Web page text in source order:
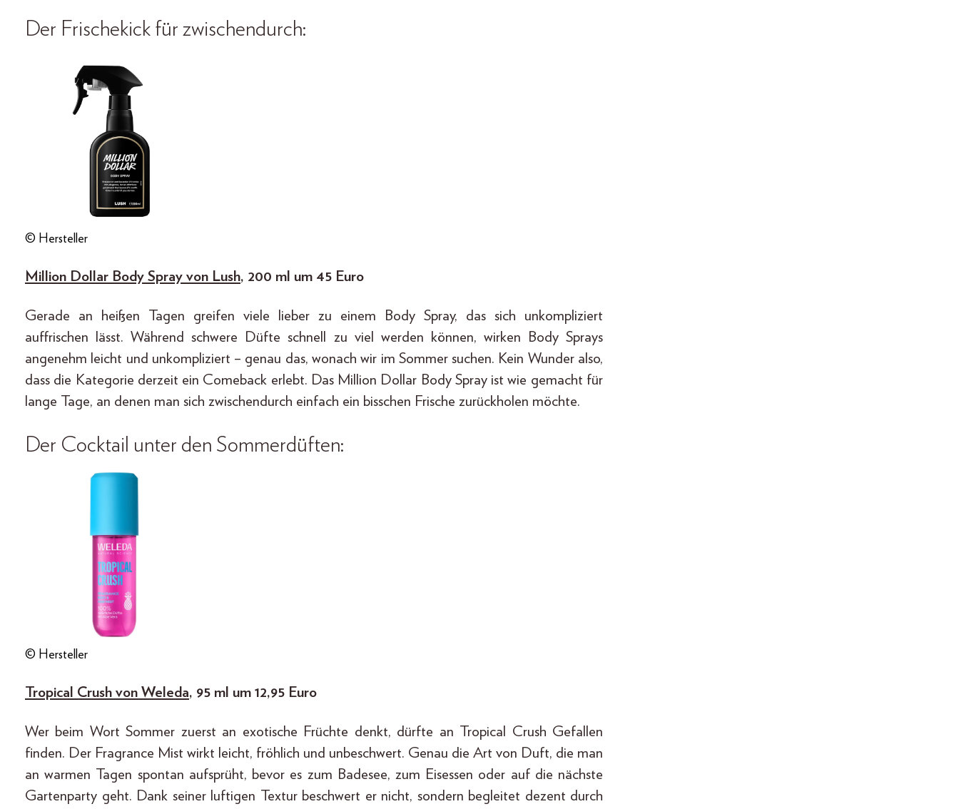
Der Frischekick für zwischendurch:
© Hersteller
Million Dollar Body Spray von Lush, 200 ml um 45 Euro
Gerade an heißen Tagen greifen viele lieber zu einem Body Spray, das sich unkompliziert
auffrischen lässt. Während schwere Düfte schnell zu viel werden können, wirken Body Sprays
angenehm leicht und unkompliziert – genau das, wonach wir im Sommer suchen. Kein Wunder also,
dass die Kategorie derzeit ein Comeback erlebt. Das Million Dollar Body Spray ist wie gemacht für
lange Tage, an denen man sich zwischendurch einfach ein bisschen Frische zurückholen möchte.
Der Cocktail unter den Sommerdüften:
© Hersteller
Tropical Crush von Weleda, 95 ml um 12,95 Euro
Wer beim Wort Sommer zuerst an exotische Früchte denkt, dürfte an Tropical Crush Gefallen
finden. Der Fragrance Mist wirkt leicht, fröhlich und unbeschwert. Genau die Art von Duft, die man
an warmen Tagen spontan aufsprüht, bevor es zum Badesee, zum Eisessen oder auf die nächste
Gartenparty geht. Dank seiner luftigen Textur beschwert er nicht, sondern begleitet dezent durch